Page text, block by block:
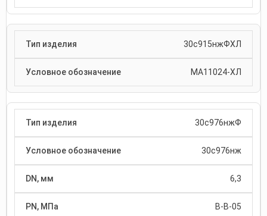
30с915нжФХЛ
МА11024-ХЛ
30с976нжФ
30с976нж
6,3
В-В-05